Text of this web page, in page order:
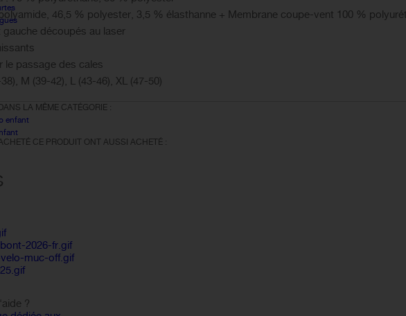
enfant
46,5 % polyester, 3,5 % élasthanne + Membrane coupe-vent 100 %
découpés au laser
le passage des cales
M (39-42), L (43-46), XL (47-50)
LA MÊME CATÉGORIE :
CE PRODUIT ONT AUSSI ACHETÉ :
?